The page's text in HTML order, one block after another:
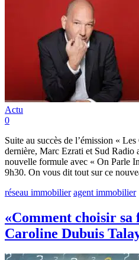
Actu
0
Suite au succès de l’émission «
dernière, Marc Ezrati et Sud Radio
nouvelle formule avec « On Parle
9h30. On vous dit tout sur ce
réseau immobilier agent immobilier
«Comment choisir sa
Caroline Dubuis